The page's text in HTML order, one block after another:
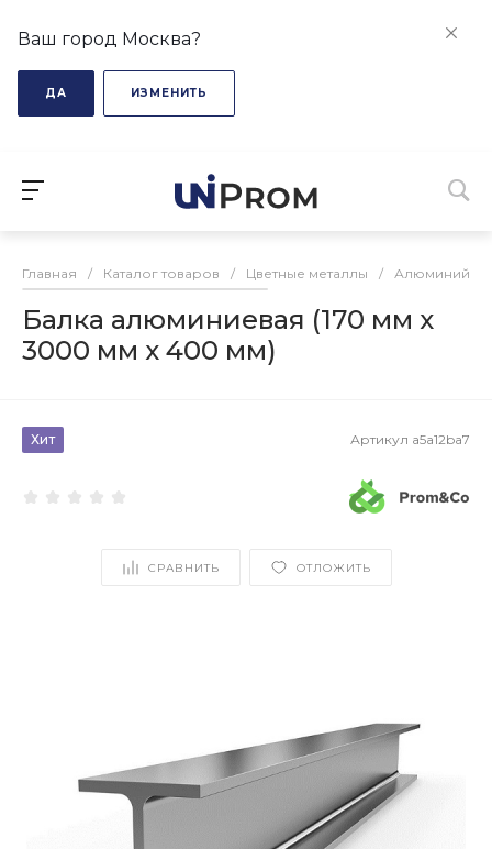
Ваш город Москва?
ДА ИЗМЕНИТЬ
Главная / Каталог товаров / Цветные металлы / Алюминий
Балка алюминиевая (170 мм х
3000 мм х 400 мм)
Хит Артикул a5a12ba7
СРАВНИТЬ ОТЛОЖИТЬ